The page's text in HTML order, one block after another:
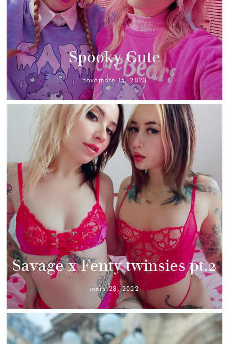
Spooky Cute
novembre 15, 2023
Savage x Fenty twinsies pt.2
mars 28, 2022